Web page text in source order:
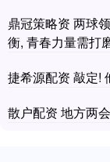
鼎冠策略资 两球
衡, 青春力量需打
捷希源配资 敲定!
散户配资 地方两